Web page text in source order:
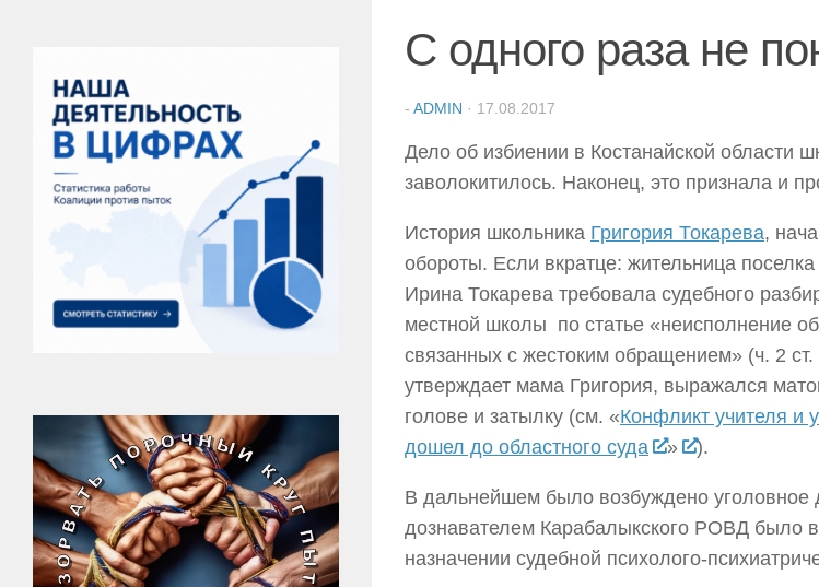
С одного раза не
- ADMIN · 17.08.2017
Дело об избиении в Костанайской области
заволокитилось. Наконец, это признала и
История школьника Григория Токарева,
обороты. Если вкратце: жительница
Ирина Токарева требовала судебного
местной школы по статье «неисполнение
связанных с жестоким обращением» (ч. 2 ст.
утверждает мама Григория, выражался
голове и затылку (см. «Конфликт учителя и
дошел до областного суда
» ).
В дальнейшем было возбуждено уголовное
дознавателем Карабалыкского РОВД было
назначении судебной психолого-